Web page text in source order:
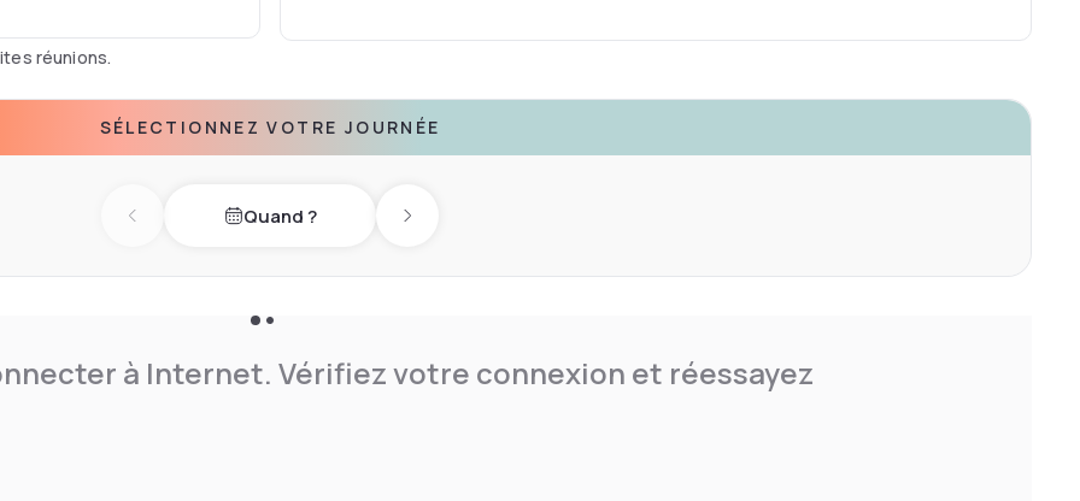
réunions.
coordonnés, de
chambre différente des
coffre-fort, télévision par
SÉLECTIONNEZ VOTRE JOURNÉE
Previous dayQuand ? Next day
à Internet. Vérifiez votre connexion et réessayez